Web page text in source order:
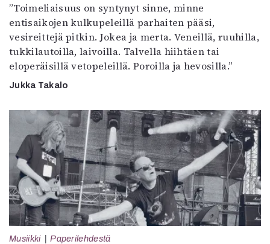
”Toimeliaisuus on syntynyt sinne, minne
entisaikojen kulkupeleillä parhaiten pääsi,
vesireittejä pitkin. Jokea ja merta. Veneillä, ruuhilla,
tukkilautoilla, laivoilla. Talvella hiihtäen tai
eloperäisillä vetopeleillä. Poroilla ja hevosilla.”
Jukka Takalo
Musiikki Paperilehdestä